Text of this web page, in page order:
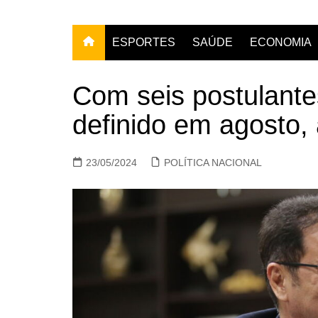
ESPORTES SAÚDE ECONOMIA
Com seis
definido em agosto,
23/05/2024 POLÍTICA NACIONAL